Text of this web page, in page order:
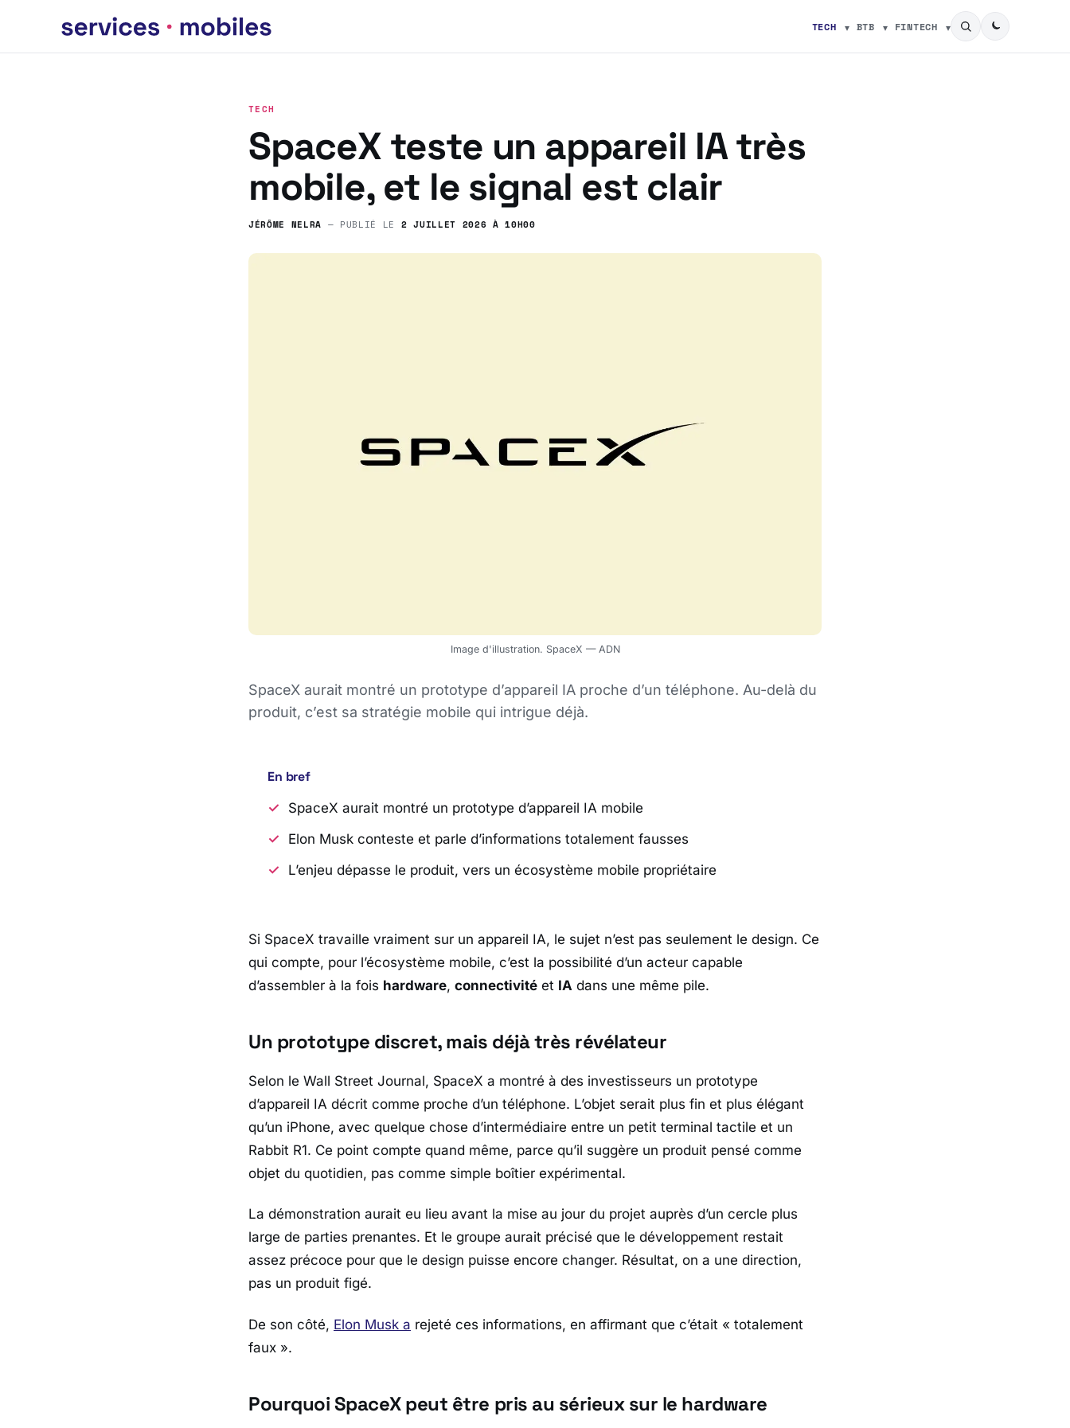
TECH BTB FINTECH
TECH
SpaceX teste un appareil IA très
mobile, et le signal est clair
JÉRÔME NELRA — PUBLIÉ LE 2 JUILLET 2026 À 10H00
Image d'illustration. SpaceX — ADN
SpaceX aurait montré un prototype d’appareil IA proche d’un téléphone. Au-delà du
produit, c’est sa stratégie mobile qui intrigue déjà.
En bref
SpaceX aurait montré un prototype d’appareil IA mobile
Elon Musk conteste et parle d’informations totalement fausses
L’enjeu dépasse le produit, vers un écosystème mobile propriétaire
Si SpaceX travaille vraiment sur un appareil IA, le sujet n’est pas seulement le design. Ce
qui compte, pour l’écosystème mobile, c’est la possibilité d’un acteur capable
d’assembler à la fois hardware, connectivité et IA dans une même pile.
Un prototype discret, mais déjà très révélateur
Selon le Wall Street Journal, SpaceX a montré à des investisseurs un prototype
d’appareil IA décrit comme proche d’un téléphone. L’objet serait plus fin et plus élégant
qu’un iPhone, avec quelque chose d’intermédiaire entre un petit terminal tactile et un
Rabbit R1. Ce point compte quand même, parce qu’il suggère un produit pensé comme
objet du quotidien, pas comme simple boîtier expérimental.
La démonstration aurait eu lieu avant la mise au jour du projet auprès d’un cercle plus
large de parties prenantes. Et le groupe aurait précisé que le développement restait
assez précoce pour que le design puisse encore changer. Résultat, on a une direction,
pas un produit figé.
De son côté, Elon Musk a rejeté ces informations, en affirmant que c’était « totalement
faux ».
Pourquoi SpaceX peut être pris au sérieux sur le hardware